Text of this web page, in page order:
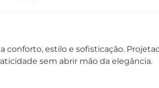
estilo e sofisticação.
sem abrir mão da elegância.